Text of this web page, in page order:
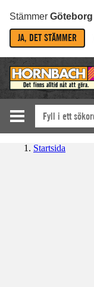
Stämmer Göteborg
JA, DET STÄMMER
Startsida